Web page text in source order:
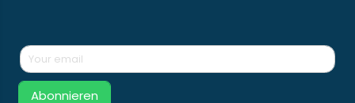
Abonnieren